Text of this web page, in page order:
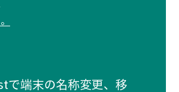
で端末の名称変更、移